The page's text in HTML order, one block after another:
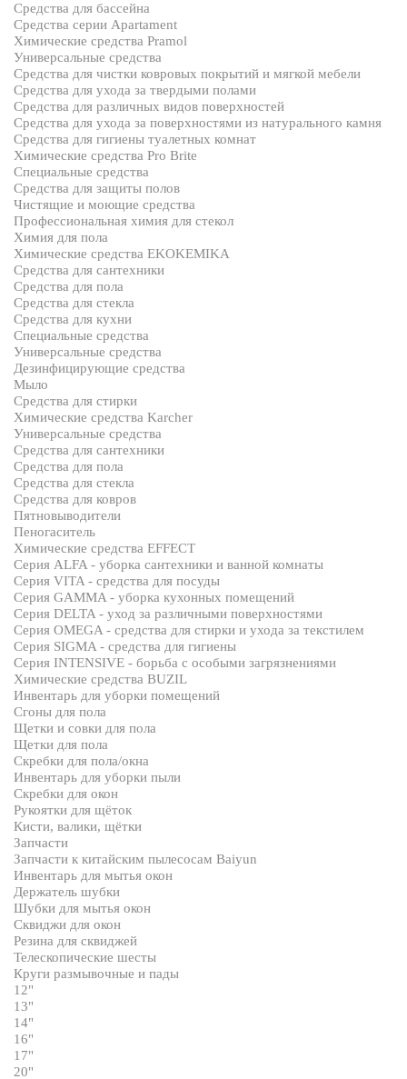
Средства для бассейна
Средства серии Apartament
Химические средства Pramol
Универсальные средства
Средства для чистки ковровых покрытий и мягкой мебели
Средства для ухода за твердыми полами
Средства для различных видов поверхностей
Средства для ухода за поверхностями из натурального камня
Средства для гигиены туалетных комнат
Химические средства Pro Brite
Специальные средства
Средства для защиты полов
Чистящие и моющие средства
Профессиональная химия для стекол
Химия для пола
Химические средства EKOKEMIKA
Средства для сантехники
Средства для пола
Средства для стекла
Средства для кухни
Специальные средства
Универсальные средства
Дезинфицирующие средства
Мыло
Средства для стирки
Химические средства Karcher
Универсальные средства
Средства для сантехники
Средства для пола
Средства для стекла
Средства для ковров
Пятновыводители
Пеногаситель
Химические средства EFFECT
Серия ALFA - уборка сантехники и ванной комнаты
Серия VITA - средства для посуды
Серия GAMMA - уборка кухонных помещений
Серия DELTA - уход за различными поверхностями
Серия OMEGA - средства для стирки и ухода за текстилем
Серия SIGMA - средства для гигиены
Серия INTENSIVE - борьба с особыми загрязнениями
Химические средства BUZIL
Инвентарь для уборки помещений
Сгоны для пола
Щетки и совки для пола
Щетки для пола
Скребки для пола/окна
Инвентарь для уборки пыли
Скребки для окон
Рукоятки для щёток
Кисти, валики, щётки
Запчасти
Запчасти к китайским пылесосам Baiyun
Инвентарь для мытья окон
Держатель шубки
Шубки для мытья окон
Сквиджи для окон
Резина для сквиджей
Телескопические шесты
Круги размывочные и пады
12"
13"
14"
16"
17"
20"